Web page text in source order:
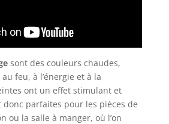
sont des couleurs chaudes,
feu, à l’énergie et à la
ont un effet stimulant et
donc parfaites pour les pièces de
ou la salle à manger, où l’on